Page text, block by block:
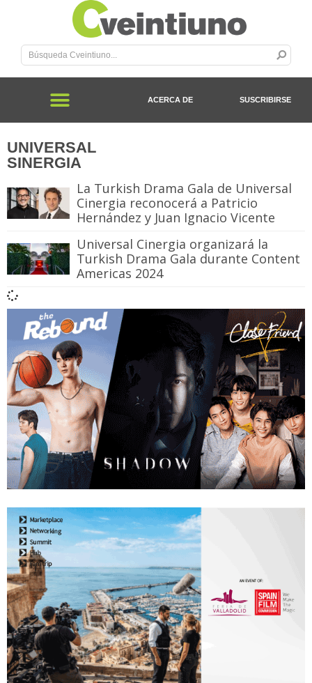
ACERCA DE SUSCRIBIRSE
UNIVERSAL
SINERGIA
La Turkish Drama Gala de Universal
Cinergia reconocerá a Patricio
Hernández y Juan Ignacio Vicente
Universal Cinergia organizará la
Turkish Drama Gala durante Content
Americas 2024